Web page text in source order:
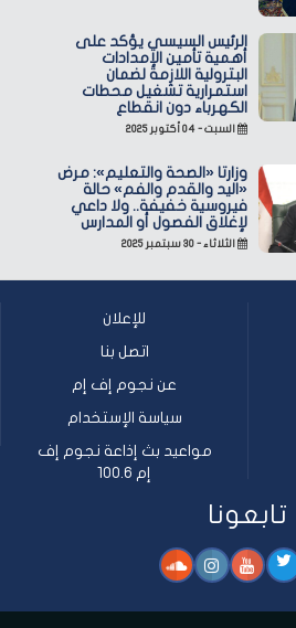
الرئيس السيسي يؤكد على
أهمية تأمين الإمدادات
البترولية اللازمة لضمان
استمرارية تشغيل محطات
الكهرباء دون انقطاع
السبت - ٠٤ أكتوبر ٢٠٢٥
وزارتا «الصحة والتعليم»: مرض
«اليد والقدم والفم» حالة
فيروسية خفيفة.. ولا داعي
لإغلاق الفصول أو المدارس
الثلاثاء - ٣٠ سبتمبر ٢٠٢٥
للإعلان
اتصل بنا
عن نجوم إف إم
سياسة الإستخدام
مواعيد بث إذاعة نجوم إف
إم 100.6
تابعونا